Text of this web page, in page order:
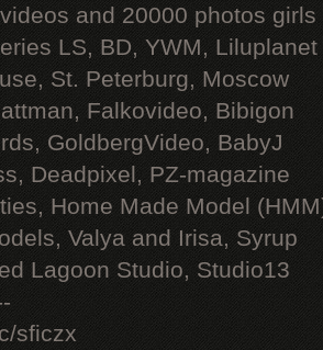
and 20000 photos
LS, BD, YWM, Liluplanet
St. Peterburg, Moscow
Falkovideo, Bibigon
GoldbergVideo, BabyJ
Deadpixel, PZ-magazine
Home Made Model
Valya and Irisa, Syrup
Lagoon Studio, Studio13
sficzx